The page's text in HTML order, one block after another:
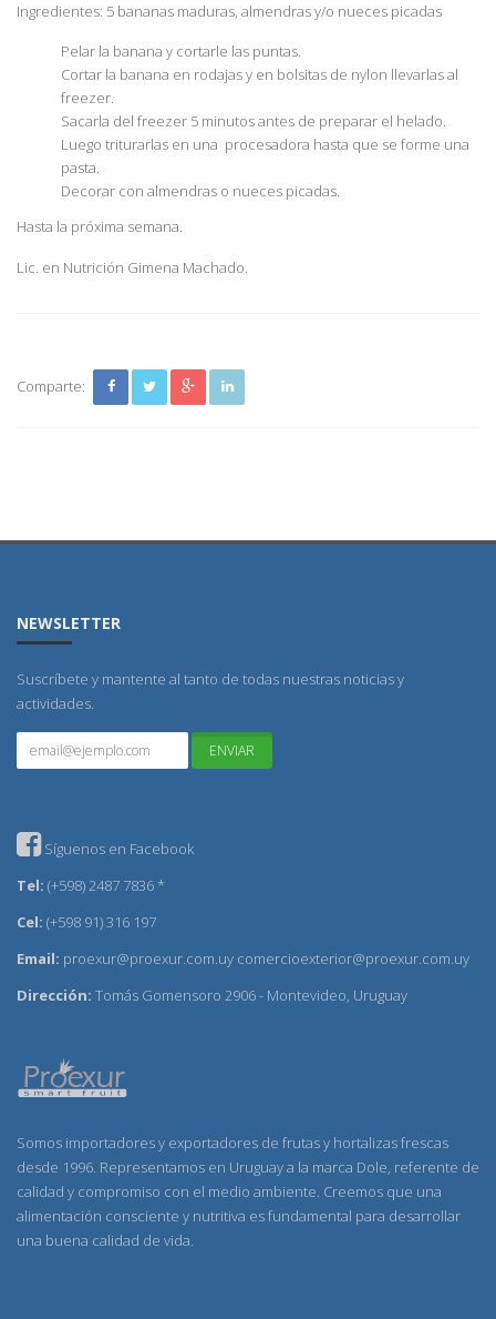
Ingredientes: 5 bananas maduras, almendras y/o nueces picadas
Pelar la banana y cortarle las puntas.
Cortar la banana en rodajas y en bolsitas de nylon llevarlas al
freezer.
Sacarla del freezer 5 minutos antes de preparar el helado.
Luego triturarlas en una procesadora hasta que se forme una
pasta.
Decorar con almendras o nueces picadas.
Hasta la próxima semana.
Lic. en Nutrición Gimena Machado.
Comparte:
NEWSLETTER
Suscríbete y mantente al tanto de todas nuestras noticias y
actividades.
Síguenos en Facebook
Tel: (+598) 2487 7836 *
Cel: (+598 91) 316 197
Email: proexur@proexur.com.uy comercioexterior@proexur.com.uy
Dirección: Tomás Gomensoro 2906 - Montevideo, Uruguay
Somos importadores y exportadores de frutas y hortalizas frescas
desde 1996. Representamos en Uruguay a la marca Dole, referente de
calidad y compromiso con el medio ambiente. Creemos que una
alimentación consciente y nutritiva es fundamental para desarrollar
una buena calidad de vida.